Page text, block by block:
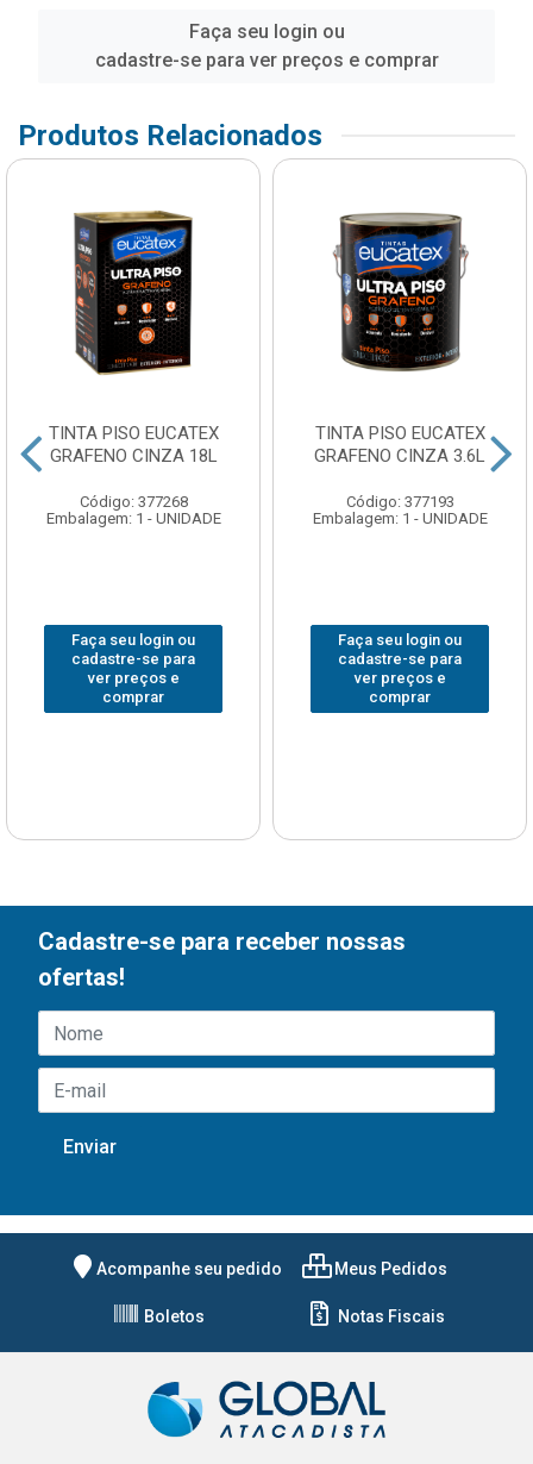
Faça seu login ou
cadastre-se para ver preços e comprar
Produtos Relacionados
TINTA PISO EUCATEX
GRAFENO CINZA 18L
Código: 377268
Embalagem: 1 - UNIDADE
Faça seu login ou
cadastre-se para
ver preços e
comprar
TINTA PISO EUCATEX
GRAFENO CINZA 3.6L
Código: 377193
Embalagem: 1 - UNIDADE
Faça seu login ou
cadastre-se para
ver preços e
comprar
Cadastre-se para receber nossas
ofertas!
Acompanhe seu pedido Meus Pedidos
Boletos Notas Fiscais